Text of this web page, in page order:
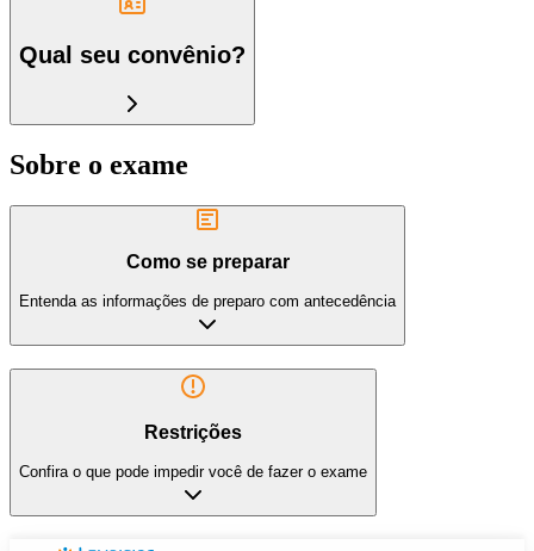
Qual seu convênio?
Sobre o exame
Como se preparar
Entenda as informações de preparo com antecedência
Restrições
Confira o que pode impedir você de fazer o exame